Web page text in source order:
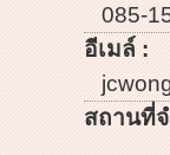
085-
อีเมล์ :
สถานที่